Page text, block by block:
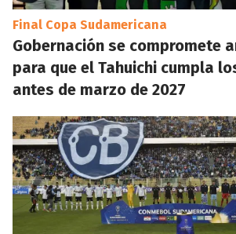
Final Copa Sudamericana
Gobernación se compromete
para que el Tahuichi cumpla
antes de marzo de 2027